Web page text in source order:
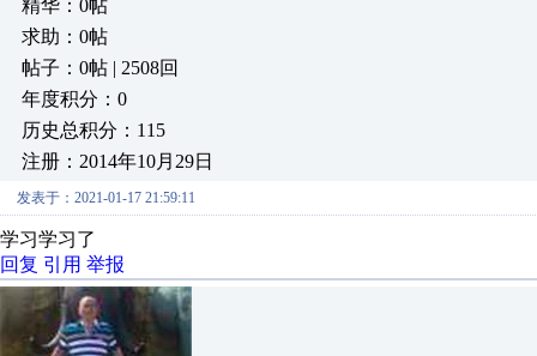
精华：0帖
求助：0帖
帖子：0帖 | 2508回
年度积分：0
历史总积分：115
注册：2014年10月29日
发表于：2021-01-17 21:59:11
学习学习了
回复 引用 举报